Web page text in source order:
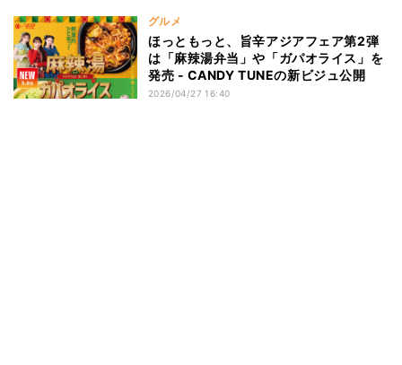
グルメ
ほっともっと、旨辛アジアフェア第2弾
は「麻辣湯弁当」や「ガパオライス」を
発売 - CANDY TUNEの新ビジュ公開
2026/04/27 16:40